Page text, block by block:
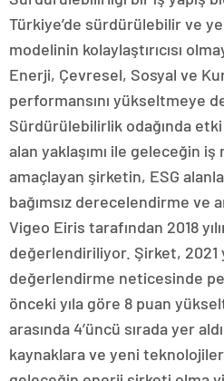
Türkiye’de sürdürülebilir ve
modelinin kolaylaştırıcısı
Enerji, Çevresel, Sosyal ve
performansını yükseltmeye
Sürdürülebilirlik odağında
alan yaklaşımı ile geleceğin
amaçlayan şirketin, ESG
bağımsız derecelendirme ve
Vigeo Eiris tarafından 2018
değerlendiriliyor. Şirket, 2021
değerlendirme neticesinde
önceki yıla göre 8 puan
arasında 4’üncü sırada yer
kaynaklara ve yeni